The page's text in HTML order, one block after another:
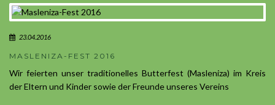
23.04.2016
MASLENIZA-FEST 2016
Wir feierten unser traditionelles Butterfest (Masleniza) im Kreis
der Eltern und Kinder sowie der Freunde unseres Vereins